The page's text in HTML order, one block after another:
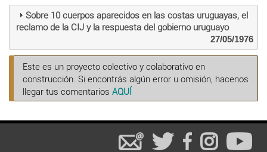
Sobre 10 cuerpos aparecidos en las costas uruguayas, el
reclamo de la CIJ y la respuesta del gobierno uruguayo
27/05/1976
Este es un proyecto colectivo y colaborativo en
construcción. Si encontrás algún error u omisión, hacenos
llegar tus comentarios AQUÍ